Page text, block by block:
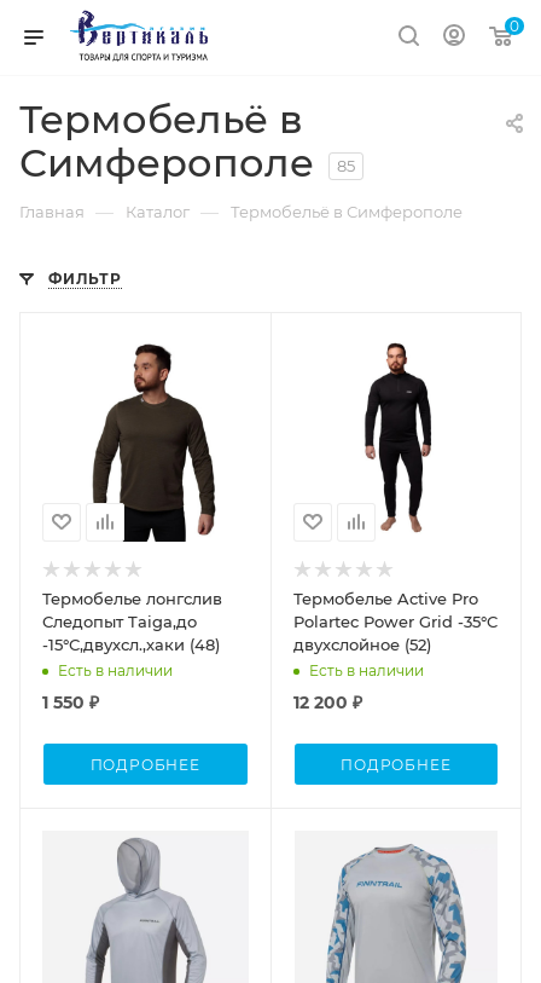
0
Термобельё в
Симферополе
85
Главная — Каталог — Термобельё в Симферополе
ФИЛЬТР
Термобелье лонгслив
Следопыт Taiga,до
-15°С,двухсл.,хаки (48)
Есть в наличии
1 550 ₽
ПОДРОБНЕЕ
Термобелье Active Pro
Polartec Power Grid -35°С
двухслойное (52)
Есть в наличии
12 200 ₽
ПОДРОБНЕЕ